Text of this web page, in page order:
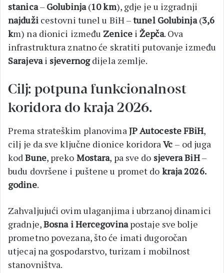
stanica– Golubinja(10 km), gdje je u izgradnji
najdužicestovni tunel u BiH –tunel Golubinja(3,6
km) na dionici između ZeniceiŽepča. Ova
infrastruktura znatno će skratiti putovanje između
Sarajevai sjevernogdijela zemlje.
Cilj: potpuna funkcionalnost
koridora do kraja 2026.
Prema strateškim planovima JP Autoceste FBiH,
cilj je da sve ključne dionice koridora Vc – od juga
kodBune, preko Mostara, pa sve do sjevera BiH–
budu dovršene i puštene u promet do kraja 2026.
godine.
Zahvaljujući ovim ulaganjima i ubrzanoj dinamici
gradnje,Bosna i Hercegovinapostaje sve bolje
prometno povezana, što će imati dugoročan
utjecaj na gospodarstvo, turizam i mobilnost
stanovništva.